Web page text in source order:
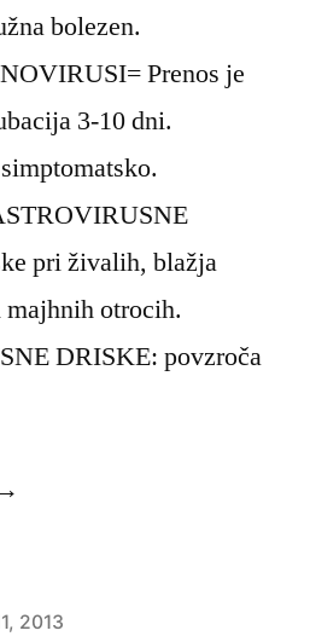
bolezen.
Prenos je
3-10 dni.
pri živalih, blažja
otrocih.
DRISKE: povzroča
2013